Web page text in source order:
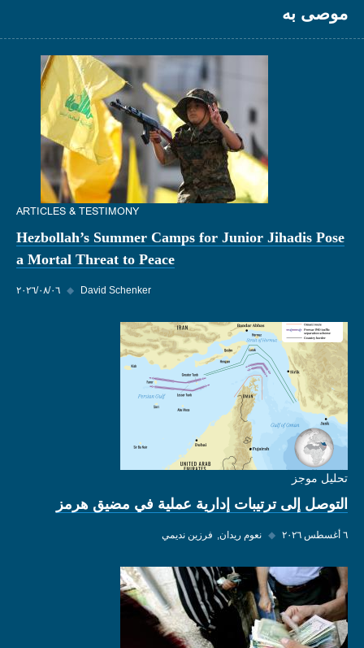
موصى به
ARTICLES & TESTIMONY
Hezbollah’s Summer Camps for Junior Jihadis Pose
a Mortal Threat to Peace
٠٦‏/٠٨‏/٢٠٢٦ ◆ David Schenker
تحليل موجز
التوصل إلى ترتيبات إدارية عملية في مضيق هرمز
٦ أغسطس ٢٠٢٦ ◆ نعوم ريدان فرزين نديمي